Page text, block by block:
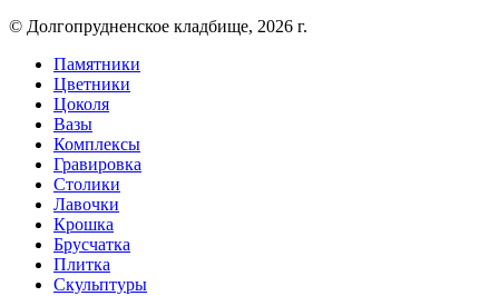
© Долгопрудненское кладбище, 2026 г.
Памятники
Цветники
Цоколя
Вазы
Комплексы
Гравировка
Столики
Лавочки
Крошка
Брусчатка
Плитка
Скульптуры